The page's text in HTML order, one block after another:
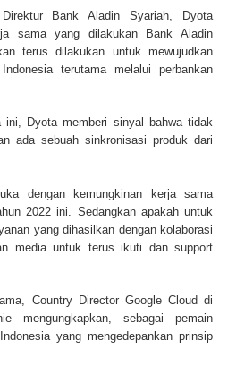
Bank Aladin Syariah, Dyota
sama yang dilakukan Bank Aladin
terus dilakukan untuk mewujudkan
terutama melalui perbankan
ini, Dyota memberi sinyal bahwa tidak
ada sebuah sinkronisasi produk dari
dengan kemungkinan kerja sama
2022 ini. Sedangkan apakah untuk
yang dihasilkan dengan kolaborasi
media untuk terus ikuti dan support
Country Director Google Cloud di
mengungkapkan, sebagai pemain
yang mengedepankan prinsip